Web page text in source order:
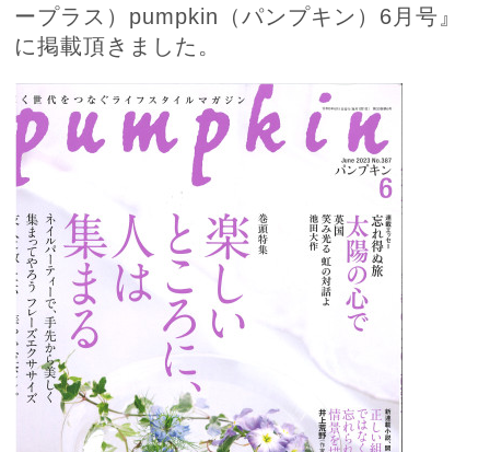
ープラス）pumpkin（パンプキン）6月号』
に掲載頂きました。